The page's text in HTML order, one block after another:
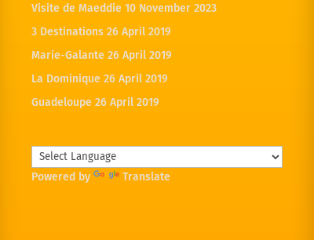
Visite de Maeddie 10 November 2023
3 Destinations 26 April 2019
Marie-Galante 26 April 2019
La Dominique 26 April 2019
Guadeloupe 26 April 2019
Powered by Translate